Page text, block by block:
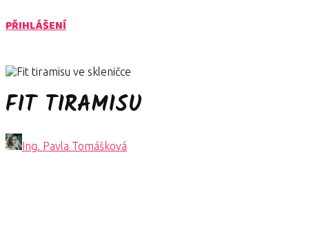
PŘIHLÁŠENÍ
FIT TIRAMISU
Ing. Pavla Tomášková